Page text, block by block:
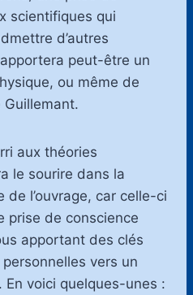
scientifiques qui
d’autres
peut-être un
ou même de
Guillemant.
aux théories
le sourire dans la
de l’ouvrage, car celle-ci
prise de conscience
apportant des clés
vers un
voici quelques-unes :